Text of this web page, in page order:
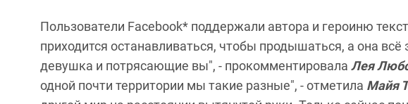
Пользователи Facebook* поддержали автора и героиню
приходится останавливаться, чтобы продышаться, а она
девушка и потрясающие вы", - прокомментировала Лея
одной почти территории мы такие разные", - отметила Майя